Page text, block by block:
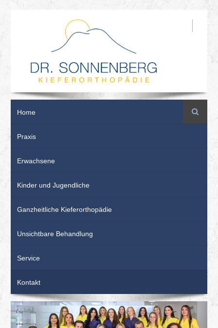
Home
Praxis
Erwachsene
Kinder und Jugendliche
Ganzheitliche Kieferorthopädie
Unsichtbare Behandlung
Service
Kontakt
Suche